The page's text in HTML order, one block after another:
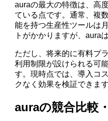
auraの最大の特徴は、高
ている点です。通常、複
能を持つ生産性ツールは
トがかかりますが、aura
ただし、将来的に有料プ
利用制限が設けられる可
す。現時点では、導入コ
クなく効果を検証できます
auraの競合比較